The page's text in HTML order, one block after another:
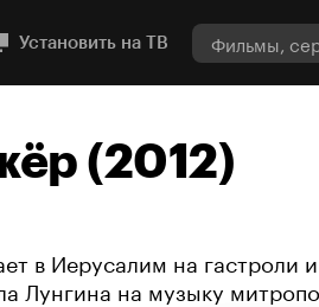
Установить на ТВ
(2012)
в Иерусалим на гастроли
Лунгина на музыку